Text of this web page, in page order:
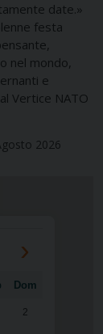
date.»
festa
nel mondo,
e
Vertice NATO
2026
›
Dom
2